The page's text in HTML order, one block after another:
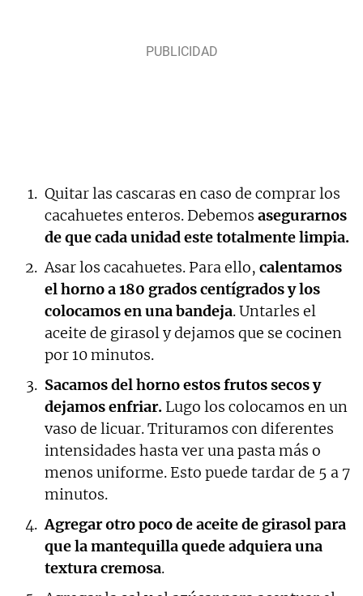
Quitar las cascaras en caso de comprar los
cacahuetes enteros. Debemos asegurarnos
de que cada unidad este totalmente limpia.
Asar los cacahuetes. Para ello, calentamos
el horno a 180 grados centígrados y los
colocamos en una bandeja. Untarles el
aceite de girasol y dejamos que se cocinen
por 10 minutos.
Sacamos del horno estos frutos secos y
dejamos enfriar. Lugo los colocamos en un
vaso de licuar. Trituramos con diferentes
intensidades hasta ver una pasta más o
menos uniforme. Esto puede tardar de 5 a 7
minutos.
Agregar otro poco de aceite de girasol para
que la mantequilla quede adquiera una
textura cremosa.